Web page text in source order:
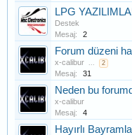
LPG
Destek
Mesaj:
2
Forum düzeni
x-calibur ... 2
Mesaj: 31
Neden bu
x-calibur
Mesaj:
4
Hayırlı